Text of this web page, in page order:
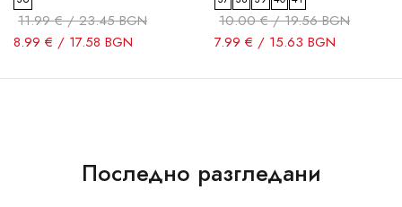
11.99 € / 23.45 BGN
8.99 € / 17.58 BGN
10.00 € / 19.56 BGN
7.99 € / 15.63 BGN
Последно разгледани